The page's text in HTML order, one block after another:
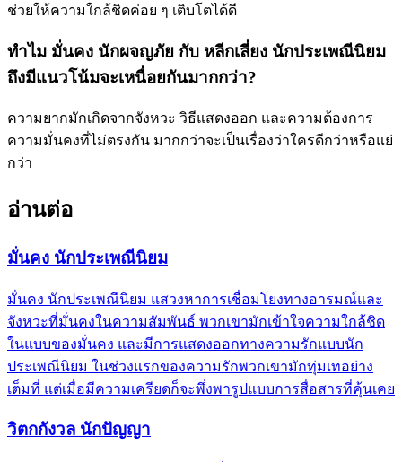
ช่วยให้ความใกล้ชิดค่อย ๆ เติบโตได้ดี
ทำไม มั่นคง นักผจญภัย กับ หลีกเลี่ยง นักประเพณีนิยม
ถึงมีแนวโน้มจะเหนื่อยกันมากกว่า?
ความยากมักเกิดจากจังหวะ วิธีแสดงออก และความต้องการ
ความมั่นคงที่ไม่ตรงกัน มากกว่าจะเป็นเรื่องว่าใครดีกว่าหรือแย่
กว่า
อ่านต่อ
มั่นคง นักประเพณีนิยม
มั่นคง นักประเพณีนิยม แสวงหาการเชื่อมโยงทางอารมณ์และ
จังหวะที่มั่นคงในความสัมพันธ์ พวกเขามักเข้าใจความใกล้ชิด
ในแบบของมั่นคง และมีการแสดงออกทางความรักแบบนัก
ประเพณีนิยม ในช่วงแรกของความรักพวกเขามักทุ่มเทอย่าง
เต็มที่ แต่เมื่อมีความเครียดก็จะพึ่งพารูปแบบการสื่อสารที่คุ้นเคย
วิตกกังวล นักปัญญา